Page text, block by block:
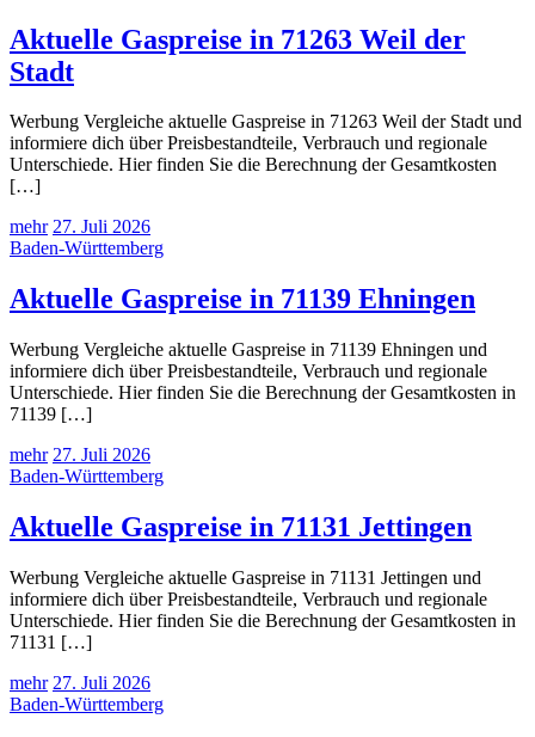
Aktuelle Gaspreise in 71263 Weil der
Stadt
Werbung Vergleiche aktuelle Gaspreise in 71263 Weil der Stadt und
informiere dich über Preisbestandteile, Verbrauch und regionale
Unterschiede. Hier finden Sie die Berechnung der Gesamtkosten
[…]
mehr 27. Juli 2026
Baden-Württemberg
Aktuelle Gaspreise in 71139 Ehningen
Werbung Vergleiche aktuelle Gaspreise in 71139 Ehningen und
informiere dich über Preisbestandteile, Verbrauch und regionale
Unterschiede. Hier finden Sie die Berechnung der Gesamtkosten in
71139 […]
mehr 27. Juli 2026
Baden-Württemberg
Aktuelle Gaspreise in 71131 Jettingen
Werbung Vergleiche aktuelle Gaspreise in 71131 Jettingen und
informiere dich über Preisbestandteile, Verbrauch und regionale
Unterschiede. Hier finden Sie die Berechnung der Gesamtkosten in
71131 […]
mehr 27. Juli 2026
Baden-Württemberg